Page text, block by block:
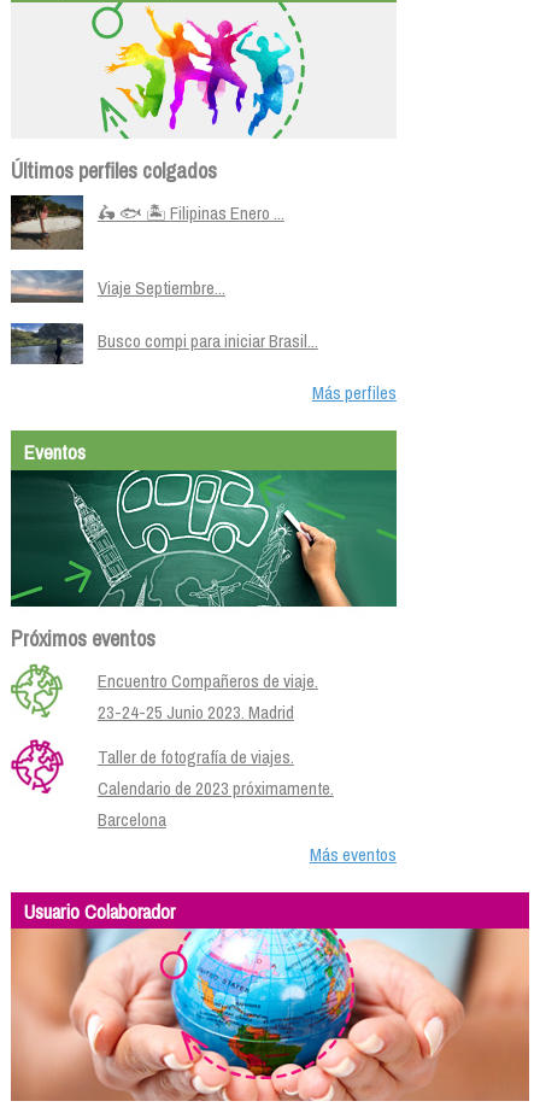
Últimos perfiles colgados
🛵 🐟 🏝️ Filipinas Enero ...
Viaje Septiembre...
Busco compi para iniciar Brasil...
Más perfiles
Eventos
Próximos eventos
Encuentro Compañeros de viaje.
23-24-25 Junio 2023. Madrid
Taller de fotografía de viajes.
Calendario de 2023 próximamente.
Barcelona
Más eventos
Usuario Colaborador